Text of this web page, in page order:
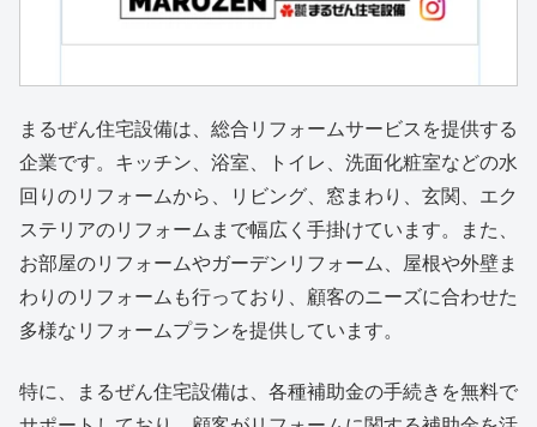
まるぜん住宅設備は、総合リフォームサービスを提供する
企業です。キッチン、浴室、トイレ、洗面化粧室などの水
回りのリフォームから、リビング、窓まわり、玄関、エク
ステリアのリフォームまで幅広く手掛けています。また、
お部屋のリフォームやガーデンリフォーム、屋根や外壁ま
わりのリフォームも行っており、顧客のニーズに合わせた
多様なリフォームプランを提供しています。
特に、まるぜん住宅設備は、各種補助金の手続きを無料で